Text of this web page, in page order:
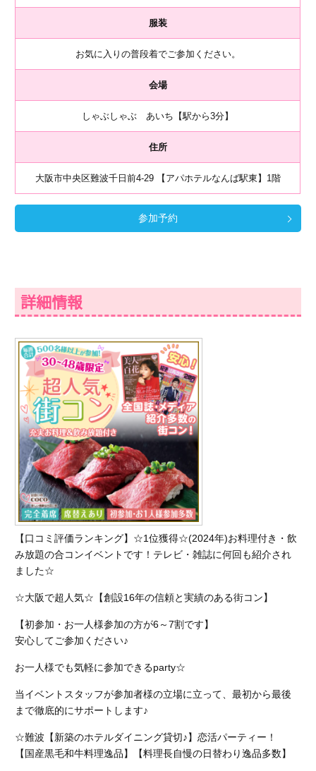
服装
お気に入りの普段着でご参加ください。
会場
しゃぶしゃぶ あいち【駅から3分】
住所
大阪市中央区難波千日前4-29 【アパホテルなんば駅東】1階
参加予約
詳細情報
【口コミ評価ランキング】☆1位獲得☆(2024年)お料理付き・飲
み放題の合コンイベントです！テレビ・雑誌に何回も紹介され
ました☆
☆大阪で超人気☆【創設16年の信頼と実績のある街コン】
【初参加・お一人様参加の方が6～7割です】
安心してご参加ください♪
お一人様でも気軽に参加できるparty☆
当イベントスタッフが参加者様の立場に立って、最初から最後
まで徹底的にサポートします♪
☆難波【新築のホテルダイニング貸切♪】恋活パーティー！
【国産黒毛和牛料理逸品】【料理長自慢の日替わり逸品多数】